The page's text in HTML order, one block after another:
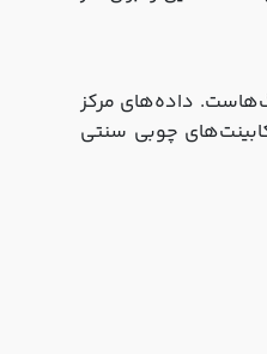
داده‌های مرکز
چوبی سنتی